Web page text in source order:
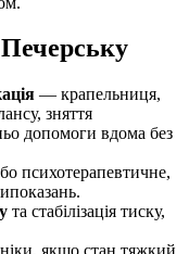
— крапельниця,
зняття
допомоги вдома без
психотерапевтичне,
та стабілізація тиску,